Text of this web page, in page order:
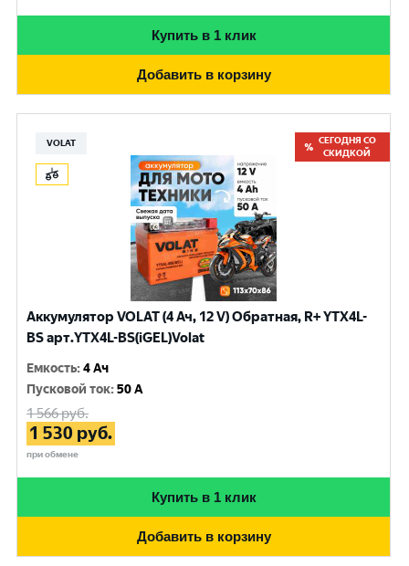
Купить в 1 клик
Добавить в корзину
VOLAT
СЕГОДНЯ СО
СКИДКОЙ
Аккумулятор VOLAT (4 Ач, 12 V) Обратная, R+ YTX4L-
BS арт.YTX4L-BS(iGEL)Volat
Емкость:4 Ач
Пусковой ток:50 A
1 566руб.
1 530 руб.
при обмене
Купить в 1 клик
Добавить в корзину